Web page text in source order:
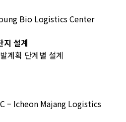
Bio Logistics Center
지 설계
계획 단계별 설계
– Icheon Majang Logistics